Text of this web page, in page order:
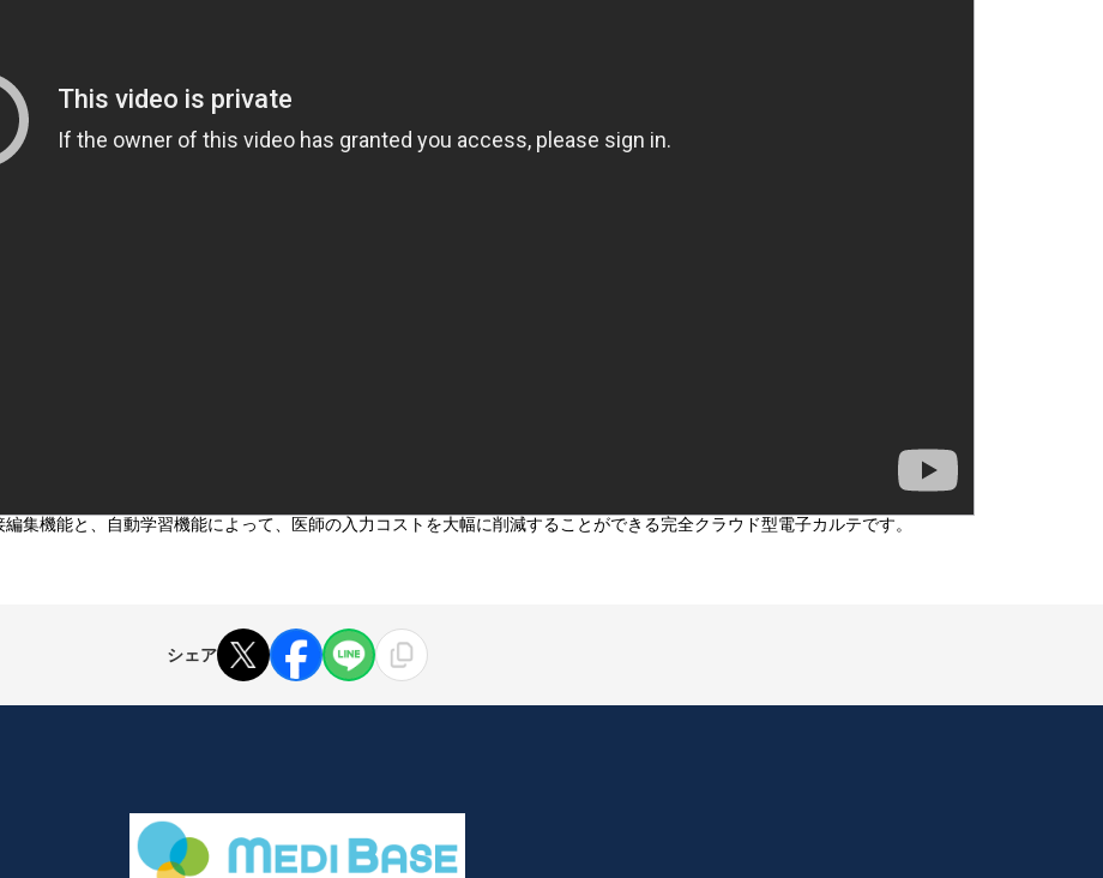
集機能と、自動学習機能によって、医師の入力コストを大幅に削減することができる完全クラウド型電子カルテです。
シェア